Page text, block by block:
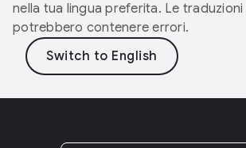
nella tua lingua preferita. Le
potrebbero contenere errori.